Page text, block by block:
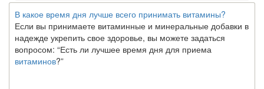
В какое время дня лучше всего принимать витамины?
Если вы принимаете витаминные и минеральные добавки в
надежде укрепить свое здоровье, вы можете задаться
вопросом: “Есть ли лучшее время дня для приема
витаминов ?”